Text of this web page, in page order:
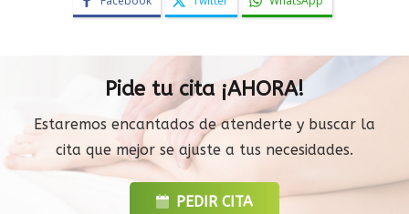
Pide tu cita ¡AHORA!
Estaremos encantados de atenderte y buscar la
cita que mejor se ajuste a tus necesidades.
PEDIR CITA